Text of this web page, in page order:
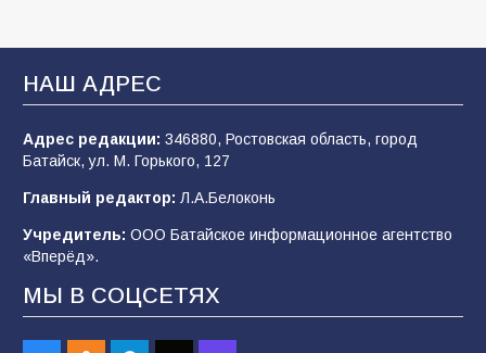
«Мобилизация или набор?» Что на самом
деле происходит в армии России в августе
«Пургу нести — не поля переходить»: почему
заявления о мобилизации — это
пропагандистский вброс
НАШ АДРЕС
Адрес редакции: 346880, Ростовская область, город
Батайск, ул. М. Горького, 127
Главный редактор: Л.А.Белоконь
Учредитель: ООО Батайское информационное агентство
«Вперёд».
МЫ В СОЦСЕТЯХ